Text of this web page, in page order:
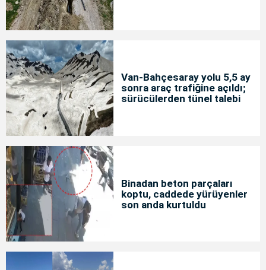
Van-Bahçesaray yolu 5,5 ay
sonra araç trafiğine açıldı;
sürücülerden tünel talebi
Binadan beton parçaları
koptu, caddede yürüyenler
son anda kurtuldu